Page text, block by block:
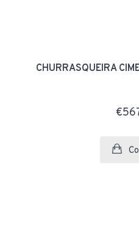
CHURRASQUEIRA